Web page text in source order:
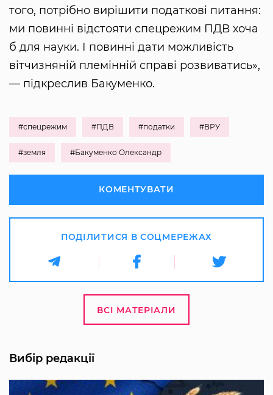
того, потрібно вирішити податкові питання:
ми повинні відстояти спецрежим ПДВ хоча
б для науки. І повинні дати можливість
вітчизняній племінній справі розвиватись»,
— підкреслив Бакуменко.
#спецрежим #ПДВ #податки #ВРУ
#земля #Бакуменко Олександр
КОМЕНТУВАТИ
ПОДІЛИТИСЯ В СОЦМЕРЕЖАХ
ВСІ МАТЕРІАЛИ
Вибір редакції